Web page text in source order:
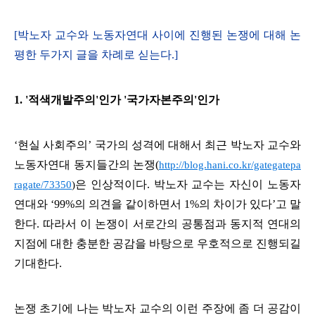
[박노자 교수와 노동자연대 사이에 진행된 논쟁에 대해 논
평한 두가지 글을 차례로 싣는다.]
1. '적색개발주의'인가 '국가자본주의'인가
‘현실 사회주의 ’ 국가의 성격에 대해서 최근 박노자 교수와
노동자연대 동지들간의 논쟁(http://blog.hani.co.kr/gategatepa
ragate/73350)은 인상적이다. 박노자 교수는 자신이 노동자
연대와 ‘99%의 의견을 같이하면서 1%의 차이가 있다’고 말
한다. 따라서 이 논쟁이 서로간의 공통점과 동지적 연대의
지점에 대한 충분한 공감을 바탕으로 우호적으로 진행되길
기대한다.
논쟁 초기에 나는 박노자 교수의 이런 주장에 좀 더 공감이